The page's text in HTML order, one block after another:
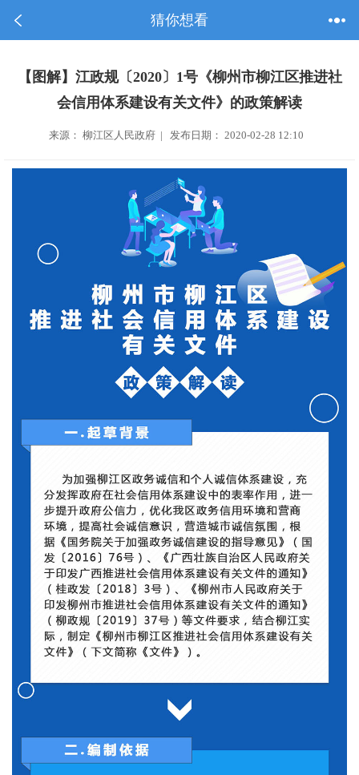
猜你想看
【图解】江政规〔2020〕1号《柳州市柳江区推进社
会信用体系建设有关文件》的政策解读
来源： 柳江区人民政府 | 发布日期： 2020-02-28 12:10